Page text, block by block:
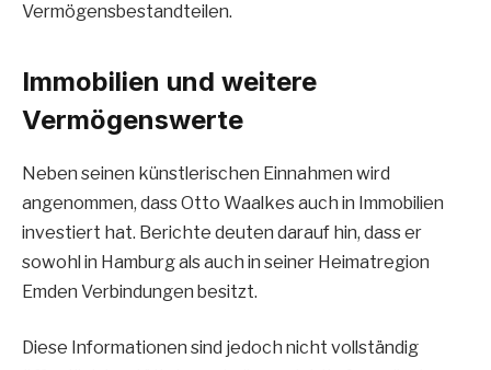
Vermögensbestandteilen.
Immobilien und weitere
Vermögenswerte
Neben seinen künstlerischen Einnahmen wird
angenommen, dass Otto Waalkes auch in Immobilien
investiert hat. Berichte deuten darauf hin, dass er
sowohl in Hamburg als auch in seiner Heimatregion
Emden Verbindungen besitzt.
Diese Informationen sind jedoch nicht vollständig